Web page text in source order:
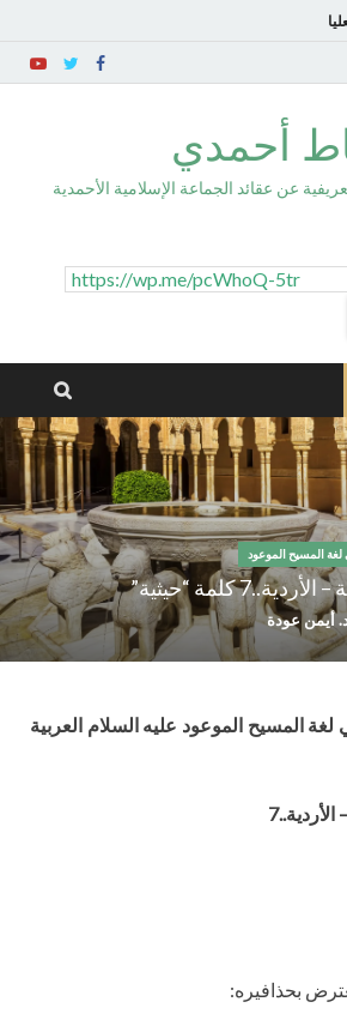
أحمدي
عن عقائد الجماعة الإسلامية الأحمدية
لغة المسيح الموعود
كلمة “حيثية”
أيمن عودة
لغة المسيح الموعود عليه السلام العربية
بحذافيره: